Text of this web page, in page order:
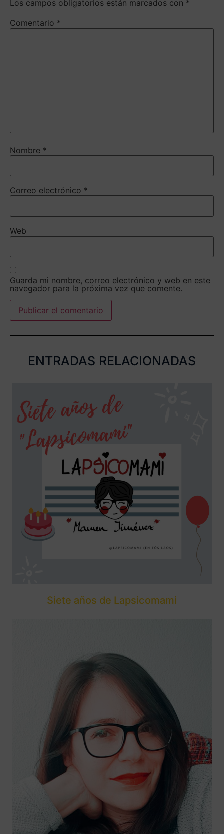
Los campos obligatorios están marcados con *
Comentario *
Nombre *
Correo electrónico *
Web
Guarda mi nombre, correo electrónico y web en este
navegador para la próxima vez que comente.
ENTRADAS RELACIONADAS
Siete años de Lapsicomami